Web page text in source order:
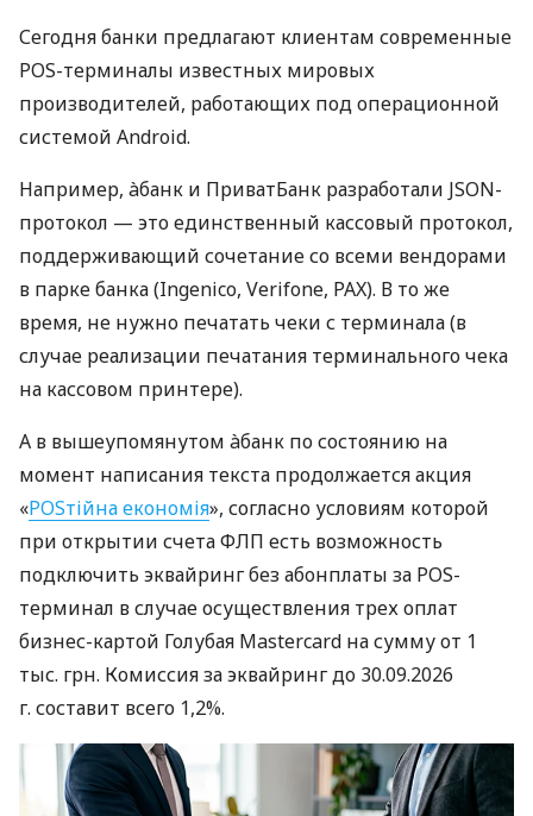
Сегодня банки предлагают клиентам современные
POS-терминалы известных мировых
производителей, работающих под операционной
системой Android.
Например, àбанк и ПриватБанк разработали JSON-
протокол — это единственный кассовый протокол,
поддерживающий сочетание со всеми вендорами
в парке банка (Ingenico, Verifone, PAX). В то же
время, не нужно печатать чеки с терминала (в
случае реализации печатания терминального чека
на кассовом принтере).
А в вышеупомянутом àбанк по состоянию на
момент написания текста продолжается акция
«POSтійна економія», согласно условиям которой
при открытии счета ФЛП есть возможность
подключить эквайринг без абонплаты за POS-
терминал в случае осуществления трех оплат
бизнес-картой Голубая Mastercard на сумму от 1
тыс. грн. Комиссия за эквайринг до 30.09.2026
г. составит всего 1,2%.